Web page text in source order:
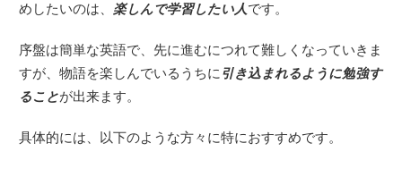
めしたいのは、 楽しんで学習したい人です。
序盤は簡単な英語で、先に進むにつれて難しくなっていきま
すが、物語を楽しんでいるうちに 引き込まれるように勉強す
ることが出来ます。
具体的には、以下のような方々に特におすすめです。